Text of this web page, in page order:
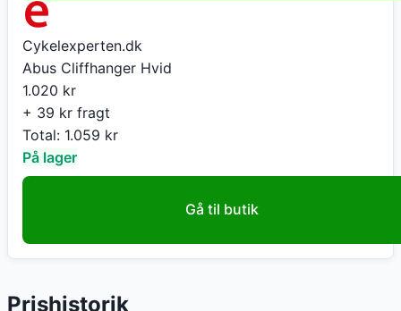
Cykelexperten.dk
Abus Cliffhanger Hvid
1.020 kr
+ 39 kr fragt
Total: 1.059 kr
På lager
Gå til butik
Prishistorik